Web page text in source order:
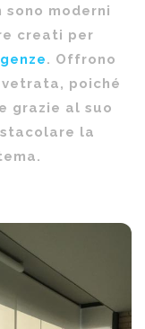
moderni
creati per
. Offrono
poiché
grazie al suo
la